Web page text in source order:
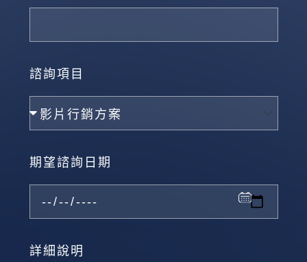
諮詢項目
期望諮詢日期
詳細說明